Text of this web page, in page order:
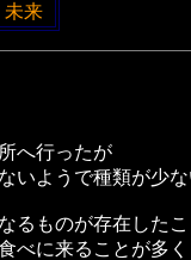
未来
へ行ったが
いようで種類が少
るものが存在した
べに来ることが多く